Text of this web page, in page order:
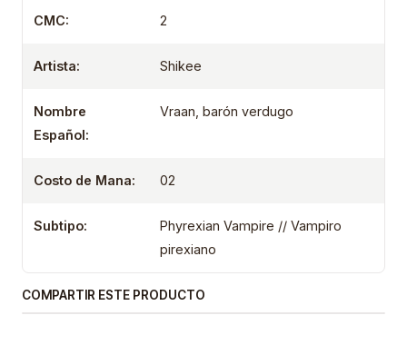
CMC: 2
Artista: Shikee
Nombre
Español:
Vraan, barón verdugo
Costo de Mana: 02
Subtipo:
Phyrexian Vampire // Vampiro
pirexiano
COMPARTIR ESTE PRODUCTO